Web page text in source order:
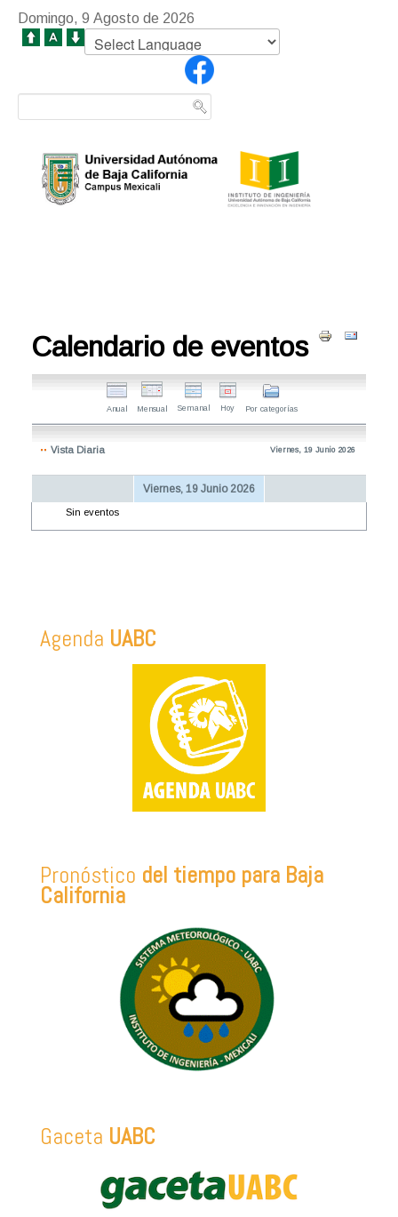
Domingo, 9 Agosto de 2026
Calendario de eventos
Anual Mensual Semanal Hoy Por categorías
Vista Diaria Viernes, 19 Junio 2026
Viernes, 19 Junio 2026
Sin eventos
Agenda UABC
Pronóstico del tiempo para Baja
California
Gaceta UABC